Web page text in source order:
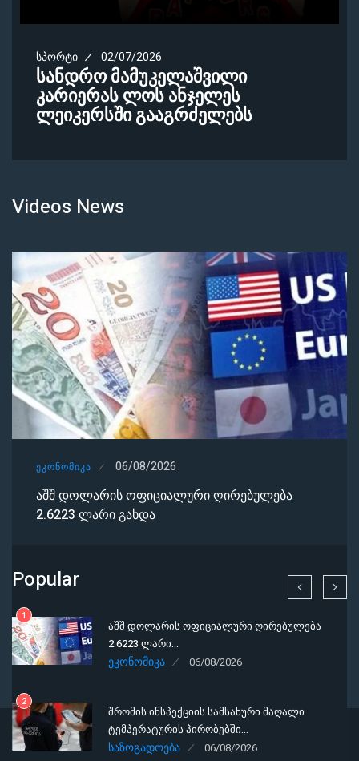
ᲡᲞᲝᲠᲢᲘ 02/07/2026
სანდრო მამუკელაშვილი
კარიერას ლოს ანჯელეს
ლეიკერსში გააგრძელებს
Videos News
ᲔᲙᲝᲜᲝᲛᲘᲙᲐ 06/08/2026
აშშ დოლარის ოფიციალური ღირებულება
2.6223 ლარი გახდა
Popular
1
აშშ დოლარის ოფიციალური ღირებულება
2.6223 ლარი…
ᲔᲙᲝᲜᲝᲛᲘᲙᲐ 06/08/2026
2
შრომის ინსპექციის სამსახური მაღალი
ტემპერატურის პირობებში…
ᲡᲐᲖᲝᲒᲐᲓᲝᲔᲑᲐ 06/08/2026